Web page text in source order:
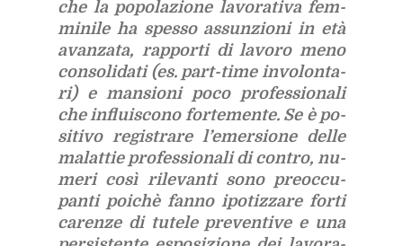
che la po­po­la­zio­ne la­vo­ra­ti­va fem­
mi­ni­le ha spes­so as­sun­zio­ni in età
avan­za­ta, rap­por­ti di la­vo­ro meno
con­so­li­da­ti (es. part-time in­vo­lon­ta­
ri) e man­sio­ni poco pro­fes­sio­na­li
che in­flui­sco­no for­te­men­te. Se è po­
si­ti­vo re­gi­stra­re l’e­mer­sio­ne del­le
ma­lat­tie pro­fes­sio­na­li di con­tro, nu­
me­ri così ri­le­van­ti sono pre­oc­cu­
pan­ti poi­chè fan­no ipo­tiz­za­re for­ti
ca­ren­ze di tu­te­le pre­ven­ti­ve e una